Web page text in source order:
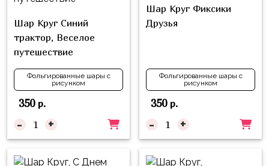
Шар Круг Синий
трактор, Веселое
путешествие
Фольгированные шары с
рисунком
350р.
- +
Шар Круг Фиксики
Друзья
Фольгированные шары с
рисунком
350р.
- +
Куклы
ЛОЛ
Для
Него
Для
Транспорт